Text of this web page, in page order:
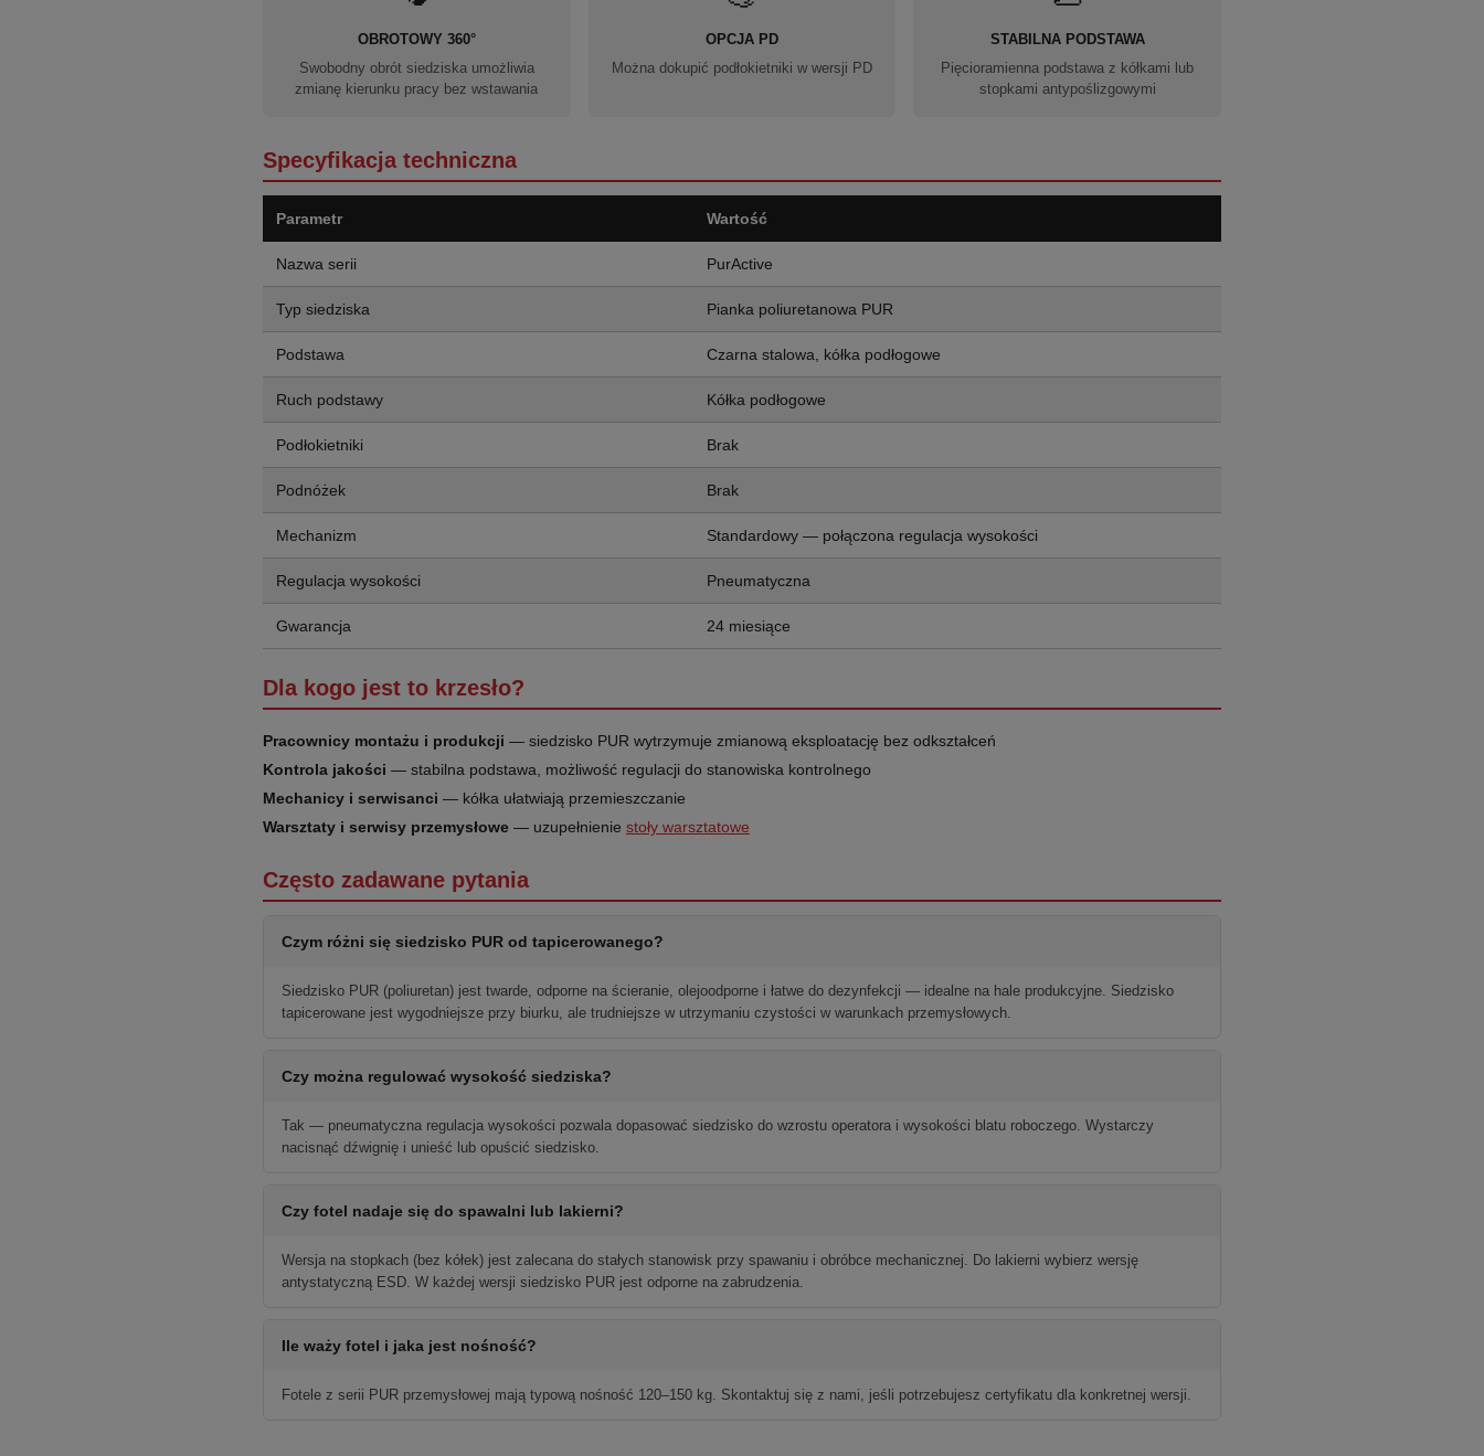
OBROTOWY 360°
Swobodny obrót siedziska umożliwia
zmianę kierunku pracy bez wstawania
OPCJA PD
Można dokupić podłokietniki w wersji PD
STABILNA PODSTAWA
Pięcioramienna podstawa z kółkami lub
stopkami antypoślizgowymi
Specyfikacja techniczna
Parametr Wartość
Nazwa serii PurActive
Typ siedziska Pianka poliuretanowa PUR
Podstawa Czarna stalowa, kółka podłogowe
Ruch podstawy Kółka podłogowe
Podłokietniki Brak
Podnóżek Brak
Mechanizm Standardowy — połączona regulacja wysokości
Regulacja wysokości Pneumatyczna
Gwarancja 24 miesiące
Dla kogo jest to krzesło?
Pracownicy montażu i produkcji — siedzisko PUR wytrzymuje zmianową eksploatację bez odkształceń
Kontrola jakości — stabilna podstawa, możliwość regulacji do stanowiska kontrolnego
Mechanicy i serwisanci — kółka ułatwiają przemieszczanie
Warsztaty i serwisy przemysłowe — uzupełnienie stoły warsztatowe
Często zadawane pytania
Czym różni się siedzisko PUR od tapicerowanego?
Siedzisko PUR (poliuretan) jest twarde, odporne na ścieranie, olejoodporne i łatwe do dezynfekcji — idealne na hale produkcyjne. Siedzisko
tapicerowane jest wygodniejsze przy biurku, ale trudniejsze w utrzymaniu czystości w warunkach przemysłowych.
Czy można regulować wysokość siedziska?
Tak — pneumatyczna regulacja wysokości pozwala dopasować siedzisko do wzrostu operatora i wysokości blatu roboczego. Wystarczy
nacisnąć dźwignię i unieść lub opuścić siedzisko.
Czy fotel nadaje się do spawalni lub lakierni?
Wersja na stopkach (bez kółek) jest zalecana do stałych stanowisk przy spawaniu i obróbce mechanicznej. Do lakierni wybierz wersję
antystatyczną ESD. W każdej wersji siedzisko PUR jest odporne na zabrudzenia.
Ile waży fotel i jaka jest nośność?
Fotele z serii PUR przemysłowej mają typową nośność 120–150 kg. Skontaktuj się z nami, jeśli potrzebujesz certyfikatu dla konkretnej wersji.